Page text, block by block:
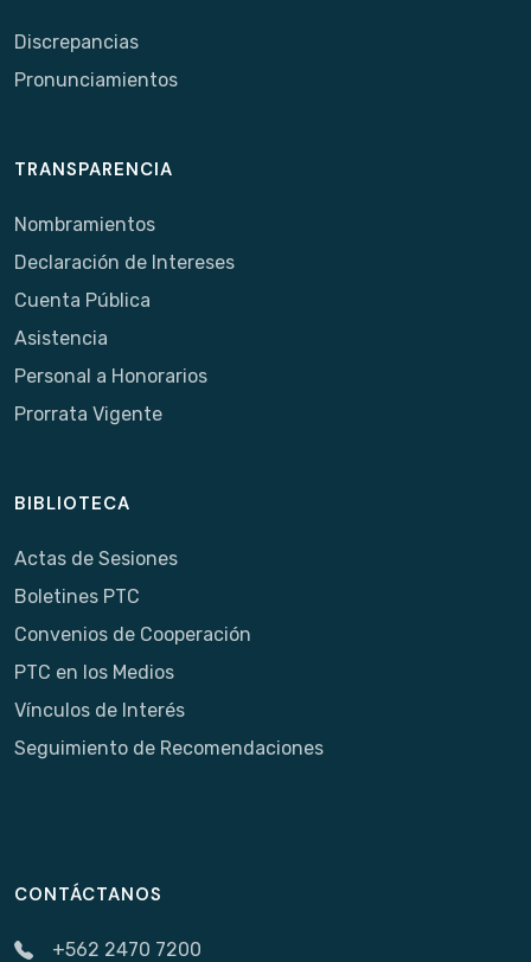
Discrepancias
Pronunciamientos
TRANSPARENCIA
Nombramientos
Declaración de Intereses
Cuenta Pública
Asistencia
Personal a Honorarios
Prorrata Vigente
BIBLIOTECA
Actas de Sesiones
Boletines PTC
Convenios de Cooperación
PTC en los Medios
Vínculos de Interés
Seguimiento de Recomendaciones
CONTÁCTANOS
+562 2470 7200